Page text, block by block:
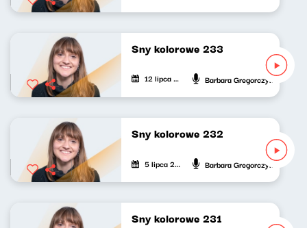
Sny kolorowe 233
12 lipca 2025 Barbara Gregorczyk
Sny kolorowe 232
5 lipca 2025 Barbara Gregorczyk
Sny kolorowe 231